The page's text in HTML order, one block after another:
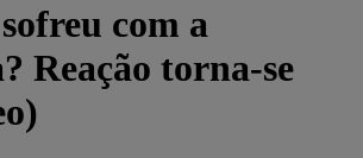
com a
Reação torna-se